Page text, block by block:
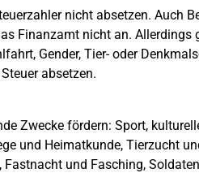
nicht absetzen. Auch
Finanzamt nicht an. Allerdings
Gender, Tier- oder
absetzen.
Zwecke fördern: Sport,
und Heimatkunde, Tierzucht
und Fasching,